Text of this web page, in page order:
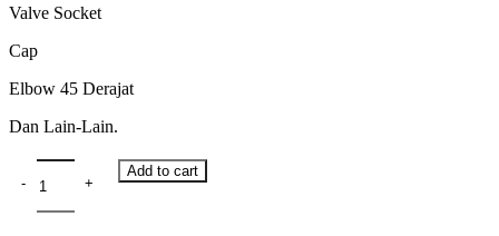
Valve Socket
Cap
Elbow 45 Derajat
Dan Lain-Lain.
Add to cart